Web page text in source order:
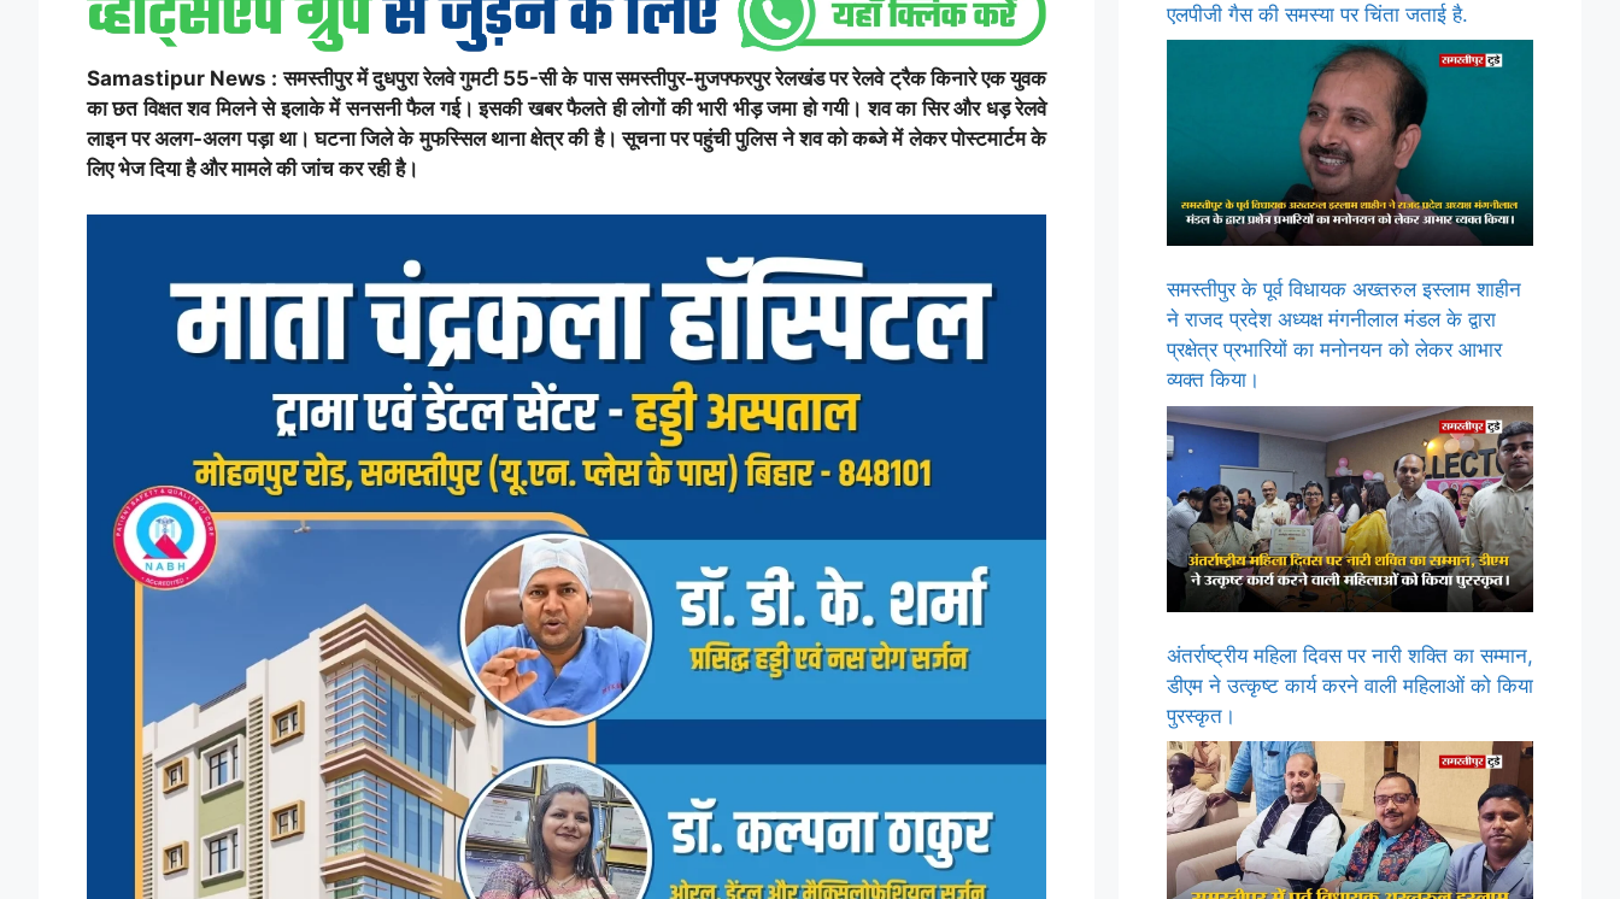
Samastipur News : समस्तीपुर में दुधपुरा रेलवे गुमटी 55-सी के पास समस्तीपुर-मुजफ्फरपुर रेलखंड पर रेलवे ट्रैक किनारे एक युवक
का छत विक्षत शव मिलने से इलाके में सनसनी फैल गई। इसकी खबर फैलते ही लोगों की भारी भीड़ जमा हो गयी। शव का सिर और धड़ रेलवे
लाइन पर अलग-अलग पड़ा था। घटना जिले के मुफस्सिल थाना क्षेत्र की है। सूचना पर पहुंची पुलिस ने शव को कब्जे में लेकर पोस्टमार्टम के
लिए भेज दिया है और मामले की जांच कर रही है।
एलपीजी गैस की समस्या पर चिंता जताई है.
समस्तीपुर के पूर्व विधायक अख्तरुल इस्लाम शाहीन
ने राजद प्रदेश अध्यक्ष मंगनीलाल मंडल के द्वारा
प्रक्षेत्र प्रभारियों का मनोनयन को लेकर आभार
व्यक्त किया।
अंतर्राष्ट्रीय महिला दिवस पर नारी शक्ति का सम्मान,
डीएम ने उत्कृष्ट कार्य करने वाली महिलाओं को किया
पुरस्कृत।